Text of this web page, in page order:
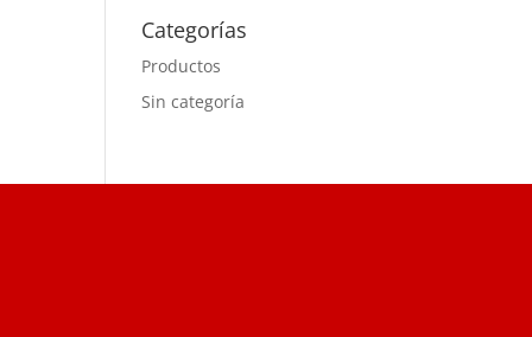
Categorías
Productos
Sin categoría